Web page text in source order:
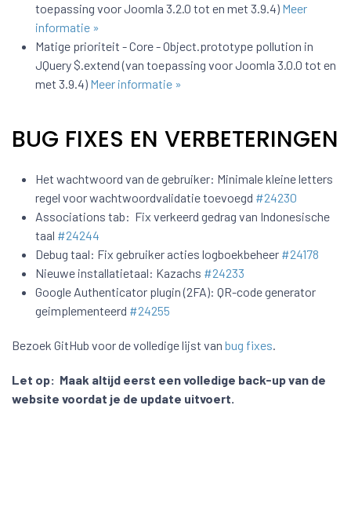
toepassing voor Joomla 3.2.0 tot en met 3.9.4) Meer
informatie »
Matige prioriteit - Core - Object.prototype pollution in
JQuery $.extend (van toepassing voor Joomla 3.0.0 tot en
met 3.9.4) Meer informatie »
BUG FIXES EN VERBETERINGEN
Het wachtwoord van de gebruiker: Minimale kleine letters
regel voor wachtwoordvalidatie toevoegd #24230
Associations tab: Fix verkeerd gedrag van Indonesische
taal #24244
Debug taal: Fix gebruiker acties logboekbeheer #24178
Nieuwe installatietaal: Kazachs #24233
Google Authenticator plugin (2FA): QR-code generator
geimplementeerd #24255
Bezoek GitHub voor de volledige lijst van bug fixes.
Let op: Maak altijd eerst een volledige back-up van de
website voordat je de update uitvoert.